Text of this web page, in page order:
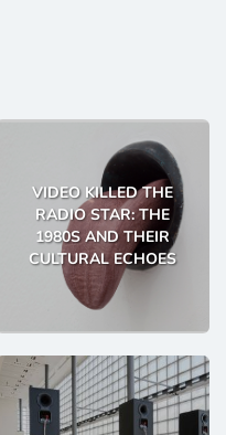
VIDEO KILLED THE
RADIO STAR: THE
1980S AND THEIR
CULTURAL ECHOES